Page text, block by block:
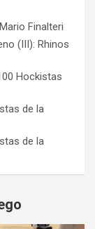
Finalteri
(III): Rhinos
Hockistas
de la
de la